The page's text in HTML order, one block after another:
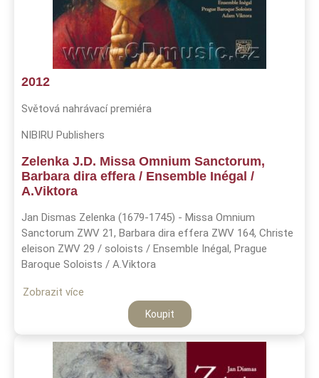
2012
Světová nahrávací premiéra
NIBIRU Publishers
Zelenka J.D. Missa Omnium Sanctorum,
Barbara dira effera / Ensemble Inégal /
A.Viktora
Jan Dismas Zelenka (1679-1745) - Missa Omnium
Sanctorum ZWV 21, Barbara dira effera ZWV 164, Christe
eleison ZWV 29 / soloists / Ensemble Inégal, Prague
Baroque Soloists / A.Viktora
Zobrazit více
Koupit